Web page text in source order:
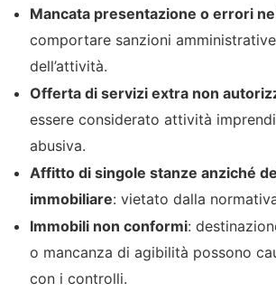
Mancata presentazione o errori
comportare sanzioni
dell’attività.
Offerta di servizi extra non
essere considerato attività
abusiva.
Affitto di singole stanze anziché
immobiliare: vietato dalla
Immobili non conformi:
o mancanza di agibilità possono
con i controlli.